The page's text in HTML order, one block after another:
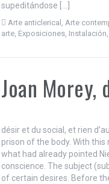
supeditándose […]
Arte anticlerical ,Arte
arte, Exposiciones, Instalación,
Joan Morey,
Il
désir et du social, et rien
prison of the body. With
what had already pointed
conscience. The subject
of certain desires. Before